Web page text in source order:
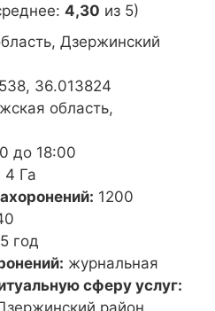
4,30 из 5)
Дзержинский
36.013824
область,
до 18:00
4 Га
1200
год
журнальная
сферу услуг:
район